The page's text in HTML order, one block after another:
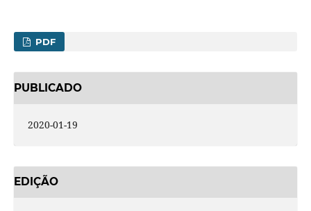
PDF
PUBLICADO
2020-01-19
EDIÇÃO